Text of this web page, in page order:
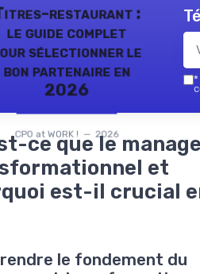
restaurant :
le guide complet
sélectionner le
bon partenaire en
2026
CPO at WORK ! — 2026
*
ce que le
et
est-il crucial
le fondement du